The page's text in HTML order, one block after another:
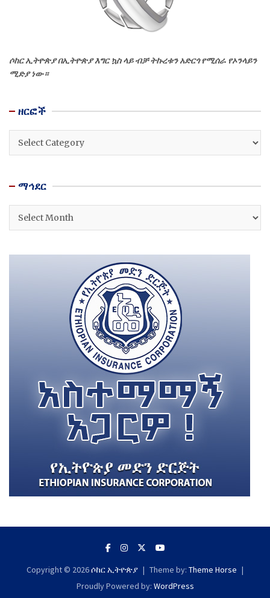
ሶከር ኢትዮጵያ በኢትዮጵያ እግር ኳስ ላይ ብቻ ትኩረቱን አድርጎ የሚሰራ የኦንላይን
ሚድያ ነው።
ዘርፎች
ዘርፎች
ማኅደር
ማኅደር
Copyright © 2026ሶከር ኢትዮጵያ Theme by: Theme Horse
Proudly Powered by: WordPress